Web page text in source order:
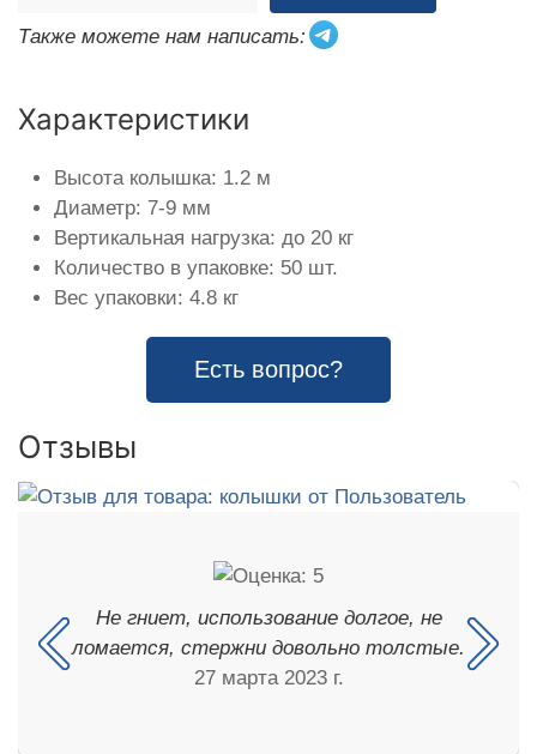
Также можете нам написать:
Характеристики
Высота колышка: 1.2 м
Диаметр: 7-9 мм
Вертикальная нагрузка: до 20 кг
Количество в упаковке: 50 шт.
Вес упаковки: 4.8 кг
Есть вопрос?
Отзывы
Не гниет, использование долгое, не
ломается, стержни довольно толстые.
27 марта 2023 г.